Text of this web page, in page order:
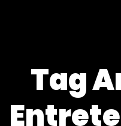
Tag